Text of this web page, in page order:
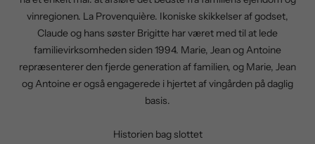
vinregionen. La Provenquière. Ikoniske skikkelser af godset,
Claude og hans søster Brigitte har været med til at lede
familievirksomheden siden 1994. Marie, Jean og Antoine
repræsenterer den fjerde generation af familien, og Marie, Jean
og Antoine er også engagerede i hjertet af vingården på daglig
basis.
Historien bag slottet